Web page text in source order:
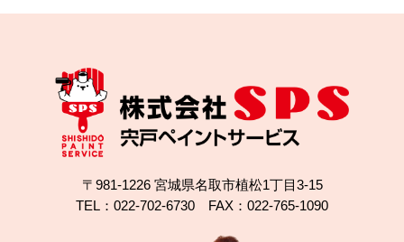
〒981-1226 宮城県名取市植松1丁目3-15
TEL：022-702-6730 FAX：022-765-1090